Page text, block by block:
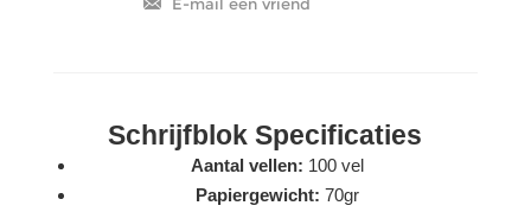
Schrijfblok Specificaties
Aantal vellen: 100 vel
Papiergewicht: 70gr